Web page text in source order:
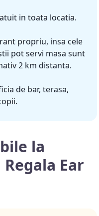
in toata locatia.
propriu, insa cele
pot servi masa sunt
2 km distanta.
de bar, terasa,
la
Ear